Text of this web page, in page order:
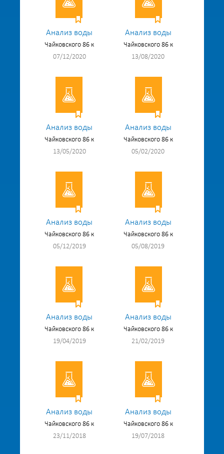
Анализ воды
Чайковского 86 к
07/12/2020
Анализ воды
Чайковского 86 к
13/08/2020
Анализ воды
Чайковского 86 к
13/05/2020
Анализ воды
Чайковского 86 к
05/02/2020
Анализ воды
Чайковского 86 к
05/12/2019
Анализ воды
Чайковского 86 к
05/08/2019
Анализ воды
Чайковского 86 к
19/04/2019
Анализ воды
Чайковского 86 к
21/02/2019
Анализ воды
Чайковского 86 к
23/11/2018
Анализ воды
Чайковского 86 к
19/07/2018